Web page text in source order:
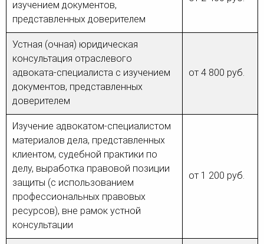
изучением документов,
представленных доверителем
Устная (очная) юридическая
консультация отраслевого
адвоката-специалиста с изучением
документов, представленных
доверителем
от 4 800 руб.
Изучение адвокатом-специалистом
материалов дела, представленных
клиентом, судебной практики по
делу, выработка правовой позиции
защиты (с использованием
профессиональных правовых
ресурсов), вне рамок устной
консультации
от 1 200 руб.